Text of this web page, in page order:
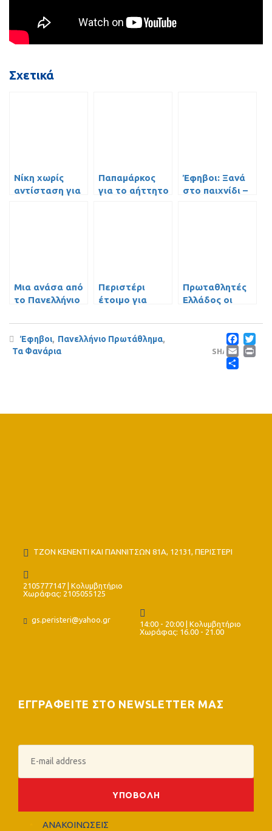
Σχετικά
Νίκη χωρίς
αντίσταση για
Παπαμάρκος
για το αήττητο
Έφηβοι: Ξανά
στο παιχνίδι –
Μια ανάσα από
το Πανελλήνιο
Έφηβοι
Περιστέρι
έτοιμο για
Πρωταθλητές
Ελλάδος οι
Έφηβοι, Πανελλήνιο Πρωτάθλημα,
Τα Φανάρια
SHARE
ΤΖΟΝ ΚΕΝΕΝΤΙ ΚΑΙ ΓΙΑΝΝΙΤΣΩΝ 81Α, 12131, ΠΕΡΙΣΤΕΡΙ
2105777147 | Κολυμβητήριο
Χωράφας: 2105055125
gs.peristeri@yahoo.gr
14:00 - 20:00 | Κολυμβητήριο
Χωράφας: 16.00 - 21.00
ΕΓΓΡΑΦΕΙΤΕ ΣΤΟ NEWSLETTER ΜΑΣ
ΑΝΑΚΟΙΝΩΣΕΙΣ